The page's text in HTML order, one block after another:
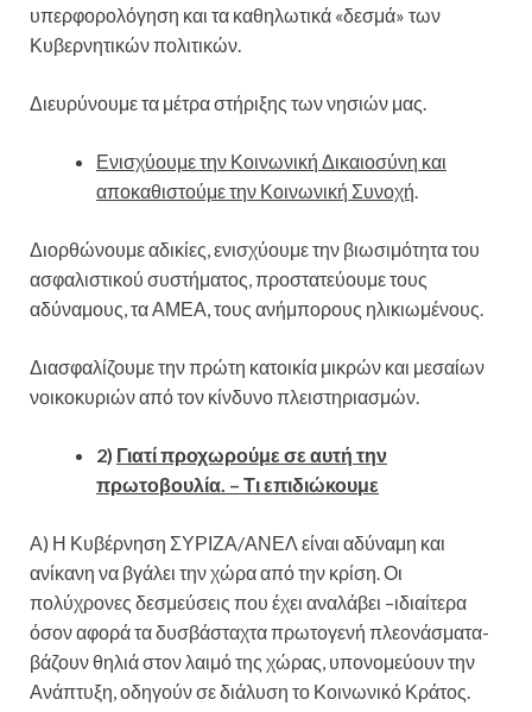
υπερφορολόγηση και τα καθηλωτικά «δεσμά» των
Κυβερνητικών πολιτικών.
Διευρύνουμε τα μέτρα στήριξης των νησιών μας.
Ενισχύουμε την Κοινωνική Δικαιοσύνη και
αποκαθιστούμε την Κοινωνική Συνοχή.
Διορθώνουμε αδικίες, ενισχύουμε την βιωσιμότητα του
ασφαλιστικού συστήματος, προστατεύουμε τους
αδύναμους, τα ΑΜΕΑ, τους ανήμπορους ηλικιωμένους.
Διασφαλίζουμε την πρώτη κατοικία μικρών και μεσαίων
νοικοκυριών από τον κίνδυνο πλειστηριασμών.
2) Γιατί προχωρούμε σε αυτή την
πρωτοβουλία. – Τι επιδιώκουμε
Α) Η Κυβέρνηση ΣΥΡΙΖΑ/ΑΝΕΛ είναι αδύναμη και
ανίκανη να βγάλει την χώρα από την κρίση. Οι
πολύχρονες δεσμεύσεις που έχει αναλάβει –ιδιαίτερα
όσον αφορά τα δυσβάσταχτα πρωτογενή πλεονάσματα-
βάζουν θηλιά στον λαιμό της χώρας, υπονομεύουν την
Ανάπτυξη, οδηγούν σε διάλυση το Κοινωνικό Κράτος.